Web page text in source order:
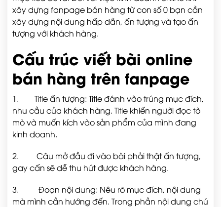
xây dựng fanpage bán hàng từ con số 0 bạn cần
xây dựng nội dung hấp dẫn, ấn tượng và tạo ấn
tượng với khách hàng.
Cấu trúc viết bài online
bán hàng trên fanpage
1.
Title ấn tượng: Title đánh vào trúng mục đích,
nhu cầu của khách hàng. Title khiến người đọc tò
mò và muốn kích vào sản phẩm của mình đang
kinh doanh.
2.
Câu mở đầu đi vào bài phải thật ấn tượng,
gay cấn sẽ dễ thu hút được khách hàng.
3.
Đoạn nội dung: Nêu rõ mục đích, nội dung
mà mình cần hướng đến. Trong phần nội dung chú